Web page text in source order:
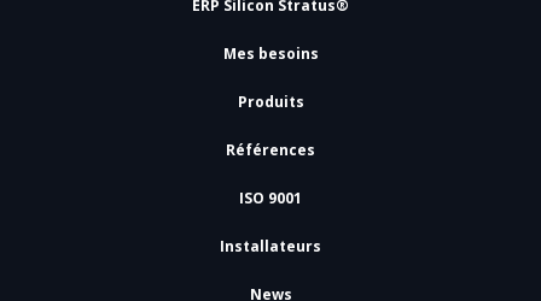
ERP Silicon Stratus®
Mes besoins
Produits
Références
ISO 9001
Installateurs
News